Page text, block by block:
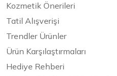
Kozmetik Önerileri
Tatil Alışverişi
Trendler Ürünler
Ürün Karşılaştırmaları
Hediye Rehberi